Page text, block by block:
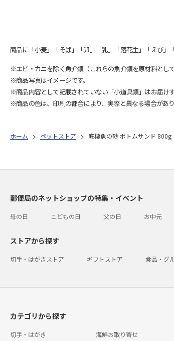
商品に「小麦」「そば」「卵」「乳」「落花生」「えび」
※エビ・カニを除く魚介類（これらの魚介類を原材料とし
※商品写真はイメージです。
※商品内容として記載されていない「小道具類」はお届け
※商品の色は、印刷の都合により、実際と異なる場合があり
ホーム ペットストア 底棲魚の砂 ボトムサンド 800g
郵便局のネットショップの特集・イベント
母の日 こどもの日 父の日 お中元
ストアから探す
切手・はがきストア ギフトストア 食品・グ
カテゴリから探す
切手・はがき 海鮮お取り寄せ